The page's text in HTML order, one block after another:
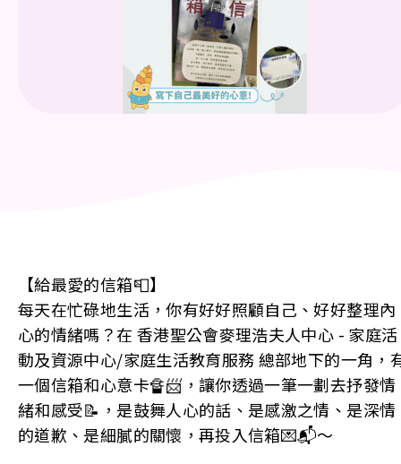
【給最愛的信箱📮】
每天在忙碌地生活，你有好好照顧自己、好好整理內
心的情緒嗎？在 香港聖公會麥理浩夫人中心 - 家庭活
動及資源中心/家庭生活教育服務 總部地下的一角，
一個信箱和心意卡🔏📨，讓你透過一筆一劃去抒發情
緒和感受📝，是鼓舞人心的話、是感激之情、是深情
的道歉、是細膩的關懷，再投入信箱💌📬～